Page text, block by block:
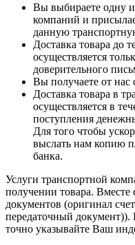
Вы выбираете одну
компаний и
данную
Доставка товара до
осуществляется
доверительного
Вы получаете от нас
Доставка товара в
осуществляется в
поступления
Для того чтобы
выслать нам копию
банка.
Услуги транспортной
получении товара.
документов (оригинал
передаточный
точно указывайте Ваш